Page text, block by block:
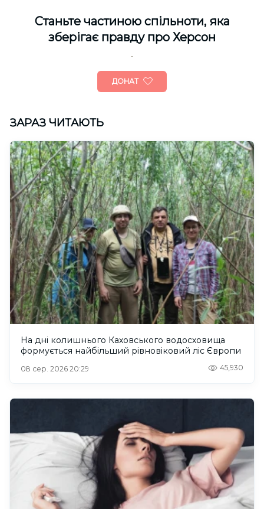
Cтаньте частиною спільноти, яка
зберігає правду про Херсон
ДОНАТ
ЗАРАЗ ЧИТАЮТЬ
На дні колишнього Каховського водосховища
формується найбільший рівновіковий ліс Європи
08 сер. 2026 20:29 45,930